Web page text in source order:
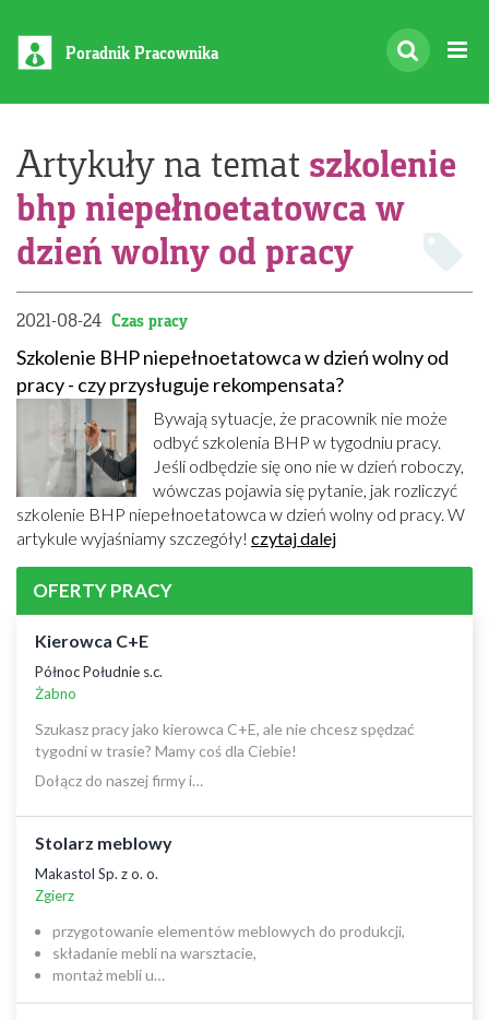
Poradnik Pracownika
Artykuły na temat szkolenie
bhp niepełnoetatowca w
dzień wolny od pracy
2021-08-24 Czas pracy
Szkolenie BHP niepełnoetatowca w dzień wolny od
pracy - czy przysługuje rekompensata?
Bywają sytuacje, że pracownik nie może
odbyć szkolenia BHP w tygodniu pracy.
Jeśli odbędzie się ono nie w dzień roboczy,
wówczas pojawia się pytanie, jak rozliczyć
szkolenie BHP niepełnoetatowca w dzień wolny od pracy. W
artykule wyjaśniamy szczegóły! czytaj dalej
OFERTY PRACY
Kierowca C+E
Północ Południe s.c.
Żabno
Szukasz pracy jako kierowca C+E, ale nie chcesz spędzać
tygodni w trasie? Mamy coś dla Ciebie!
Dołącz do naszej firmy i…
Stolarz meblowy
Makastol Sp. z o. o.
Zgierz
przygotowanie elementów meblowych do produkcji,
składanie mebli na warsztacie,
montaż mebli u…